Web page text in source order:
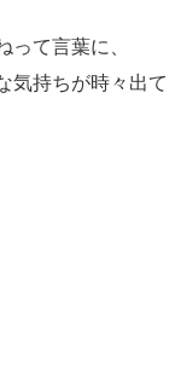
て言葉に、
気持ちが時々出て